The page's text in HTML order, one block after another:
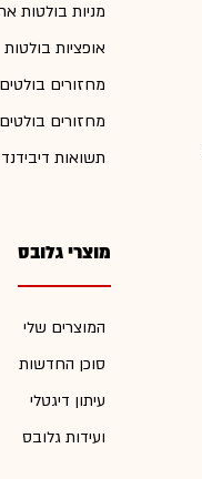
מניות בולטות
אופציות בולטות
מחזורים בולטים
מחזורים
תשואות
מוצרי גלובס
המוצרים שלי
סוכן החדשות
עיתון דיגטלי
ועידות גלובס